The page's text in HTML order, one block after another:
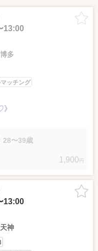
13:00
多
ッチング
28〜39歳
1,900 円
13:00
神